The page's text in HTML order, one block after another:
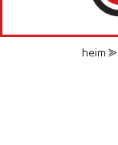
heim ⪢